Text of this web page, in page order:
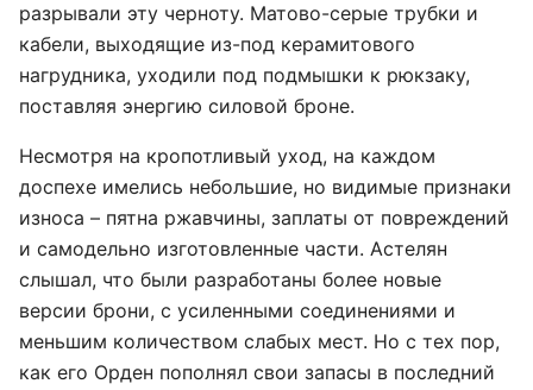
разрывали эту черноту. Матово-серые трубки и
кабели, выходящие из-под керамитового
нагрудника, уходили под подмышки к рюкзаку,
поставляя энергию силовой броне.
Несмотря на кропотливый уход, на каждом
доспехе имелись небольшие, но видимые признаки
износа – пятна ржавчины, заплаты от повреждений
и самодельно изготовленные части. Астелян
слышал, что были разработаны более новые
версии брони, с усиленными соединениями и
меньшим количеством слабых мест. Но с тех пор,
как его Орден пополнял свои запасы в последний